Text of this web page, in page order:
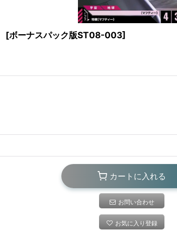
[ボーナスパック版ST08-003]
カートに入れる
お問い合わせ
お気に入り登録